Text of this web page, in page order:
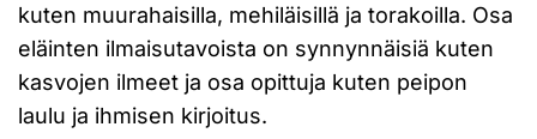
kuten muurahaisilla, mehiläisillä ja torakoilla. Osa
eläinten ilmaisutavoista on synnynnäisiä kuten
kasvojen ilmeet ja osa opittuja kuten peipon
laulu ja ihmisen kirjoitus.